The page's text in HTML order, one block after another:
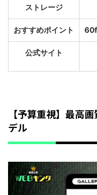
ストレージ
おすすめポイント
公式サイト
【予算重視】最高
デル